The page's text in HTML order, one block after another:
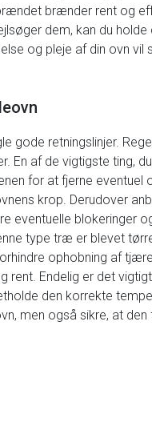
brænder rent og
dem, kan du
og pleje af din ovn
retningslinjer.
af de vigtigste ting,
for at fjerne
krop. Derudover
eventuelle blokeringer
type træ er blevet
ophobning af
Endelig er det
den korrekte
men også sikre, at